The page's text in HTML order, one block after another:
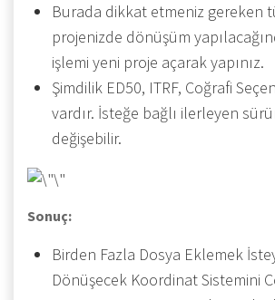
Burada dikkat etmeniz gereken
projenizde dönüşüm
işlemi yeni proje açarak yapınız.
Şimdilik ED50, ITRF, Coğrafi
vardır. İsteğe bağlı ilerleyen
değişebilir.
Sonuç:
Birden Fazla Dosya Eklemek
Dönüşecek Koordinat Sistemini